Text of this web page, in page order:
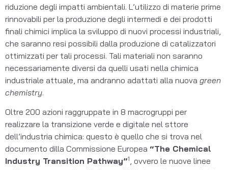
riduzione degli impatti ambientali. L’utilizzo di materie prime
rinnovabili per la produzione degli intermedi e dei prodotti
finali chimici implica la sviluppo di nuovi processi industriali,
che saranno resi possibili dalla produzione di catalizzatori
ottimizzati per tali processi. Tali materiali non saranno
necessariamente diversi da quelli usati nella chimica
industriale attuale, ma andranno adattati alla nuova green
chemistry.
Oltre 200 azioni raggruppate in 8 macrogruppi per
realizzare la transizione verde e digitale nel sttore
dell’industria chimica: questo è quello che si trova nel
documento dilla Commissione Europea “The Chemical
Industry Transition Pathway”1, ovvero le nuove linee